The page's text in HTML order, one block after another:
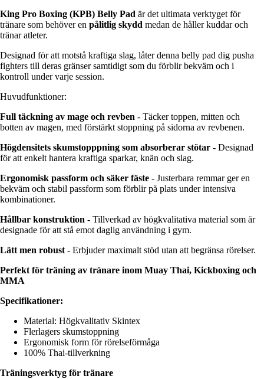
King Pro Boxing (KPB) Belly Pad är det ultimata verktyget för
tränare som behöver en pålitlig skydd medan de håller kuddar och
tränar atleter.
Designad för att motstå kraftiga slag, låter denna belly pad dig pusha
fighters till deras gränser samtidigt som du förblir bekväm och i
kontroll under varje session.
Huvudfunktioner:
Full täckning av mage och revben - Täcker toppen, mitten och
botten av magen, med förstärkt stoppning på sidorna av revbenen.
Högdensitets skumstopppning som absorberar stötar - Designad
för att enkelt hantera kraftiga sparkar, knän och slag.
Ergonomisk passform och säker fäste - Justerbara remmar ger en
bekväm och stabil passform som förblir på plats under intensiva
kombinationer.
Hållbar konstruktion - Tillverkad av högkvalitativa material som är
designade för att stå emot daglig användning i gym.
Lätt men robust - Erbjuder maximalt stöd utan att begränsa rörelser.
Perfekt för träning av tränare inom Muay Thai, Kickboxing och
MMA
Specifikationer:
Material: Högkvalitativ Skintex
Flerlagers skumstoppning
Ergonomisk form för rörelseförmåga
100% Thai-tillverkning
Träningsverktyg för tränare